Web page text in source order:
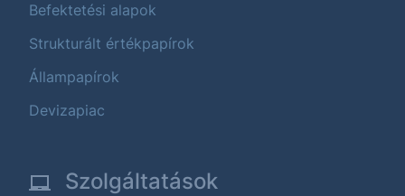
Befektetési alapok
Strukturált értékpapírok
Állampapírok
Devizapiac
Szolgáltatások